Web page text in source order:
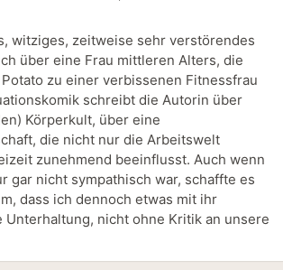
witziges, zeitweise sehr verstörendes
über eine Frau mittleren Alters, die
zu einer verbissenen Fitnessfrau
schreibt die Autorin über
Körperkult, über eine
die nicht nur die Arbeitswelt
zunehmend beeinflusst. Auch wenn
gar nicht sympathisch war, schaffte es
dass ich dennoch etwas mit ihr
Unterhaltung, nicht ohne Kritik an unsere